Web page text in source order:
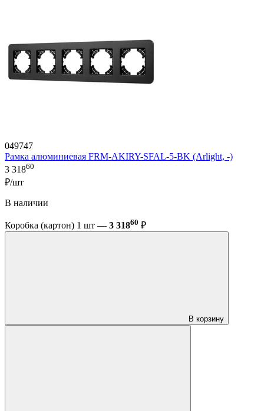
049747
Рамка алюминиевая FRM-AKIRY-SFAL-5-BK (Arlight, -)
3 31860
₽/шт
В наличии
Коробка (картон) 1 шт — 3 31860 ₽
В корзину